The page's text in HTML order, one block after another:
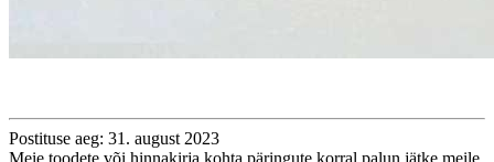
Postituse aeg: 31. august 2023
Meie toodete või hinnakirja kohta päringute korral palun jätke meile